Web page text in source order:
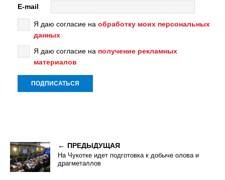
E-mail
Я даю согласие на обработку моих персональных
данных
Я даю согласие на получение рекламных
материалов
ПРЕДЫДУЩАЯ
На Чукотке идет подготовка к добыче олова и
драгметаллов